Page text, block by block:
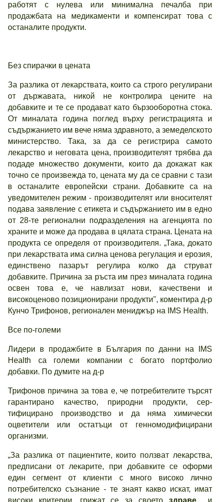
работят с нулева или минимална печалба при
продажбата на медикаменти и компенсират това с
останалите продукти.
Без спирачки в цената
За разлика от лекарствата, които са строго регулирани
от държавата, никой не контролира цените на
добавките и те се продават като бързооборотна стока.
От миналата година поглед върху регистрацията и
съдържанието им вече няма здравното, а земеделското
министерство. Така, за да се регистрира самото
лекарство и неговата цена, производителят трябва да
подаде множество документи, които да докажат как
точно се произвежда то, цената му да се сравни с тази
в останалите европейски страни. Добавките са на
уведомителен режим - производителят или вносителят
подава заявление с етикета и съдържанието им в едно
от 28-те регионални подразделения на агенцията по
храните и може да продава в цялата страна. Цената на
продукта се определя от производителя. „Така, докато
при лекарствата има силна ценова регулация и ерозия,
единствено пазарът регулира колко да струват
добавките. Причина за ръста им през миналата година
освен това е, че навлизат нови, качествени и
високоценово позиционирани продукти", коментира д-р
Кунчо Трифонов, регионален мениджър на IMS Health.
Все по-големи
Лидери в продажбите в България по данни на IMS
Health са големи компании с богато портфолио
добавки. По думите на д-р
Трифонов причина за това е, че потребителите търсят
гарантирано качество, природни продукти, сер-
тифицирано производство и да няма химически
оцветители или остатъци от генномодифицирани
организми.
„За разлика от пациентите, които ползват лекарства,
предписани от лекарите, при добавките се оформи
един сегмент от клиенти с много високо лично
потребителско съзнание - те знаят какво искат, имат
високи критерии, грижат се за своето здраве и